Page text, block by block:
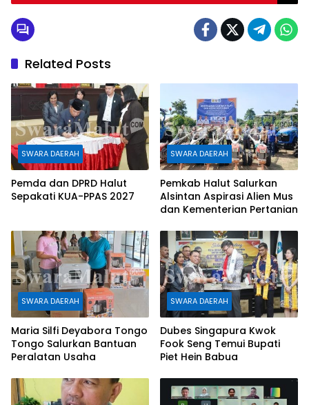
o
k
e
r
p
Related Posts
SWARA DAERAH
Pemda dan DPRD Halut
Sepakati KUA-PPAS 2027
SWARA DAERAH
Pemkab Halut Salurkan
Alsintan Aspirasi Alien Mus
dan Kementerian Pertanian
SWARA DAERAH
Maria Silfi Deyabora Tongo
Tongo Salurkan Bantuan
Peralatan Usaha
SWARA DAERAH
Dubes Singapura Kwok
Fook Seng Temui Bupati
Piet Hein Babua